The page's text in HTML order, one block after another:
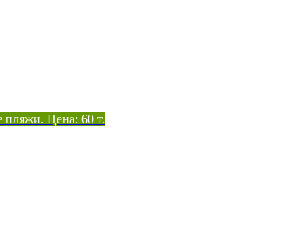
пляжи. Цена: 60 т.